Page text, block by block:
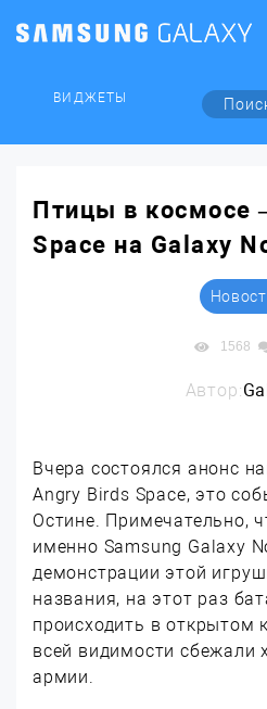
ВИДЖЕТЫ
Птицы в космосе
Space на Galaxy
1568
Автор:
Вчера состоялся анонс
Angry Birds Space, это
Остине. Примечательно,
именно Samsung Galaxy
демонстрации этой
названия, на этот раз
происходить в открытом
всей видимости сбежали
армии.